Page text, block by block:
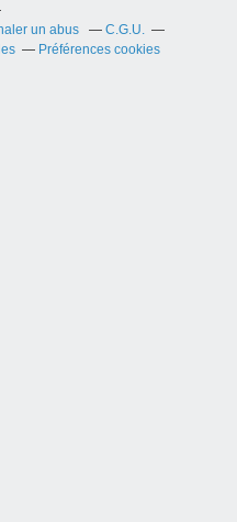
un abus
C.G.U.
Préférences cookies